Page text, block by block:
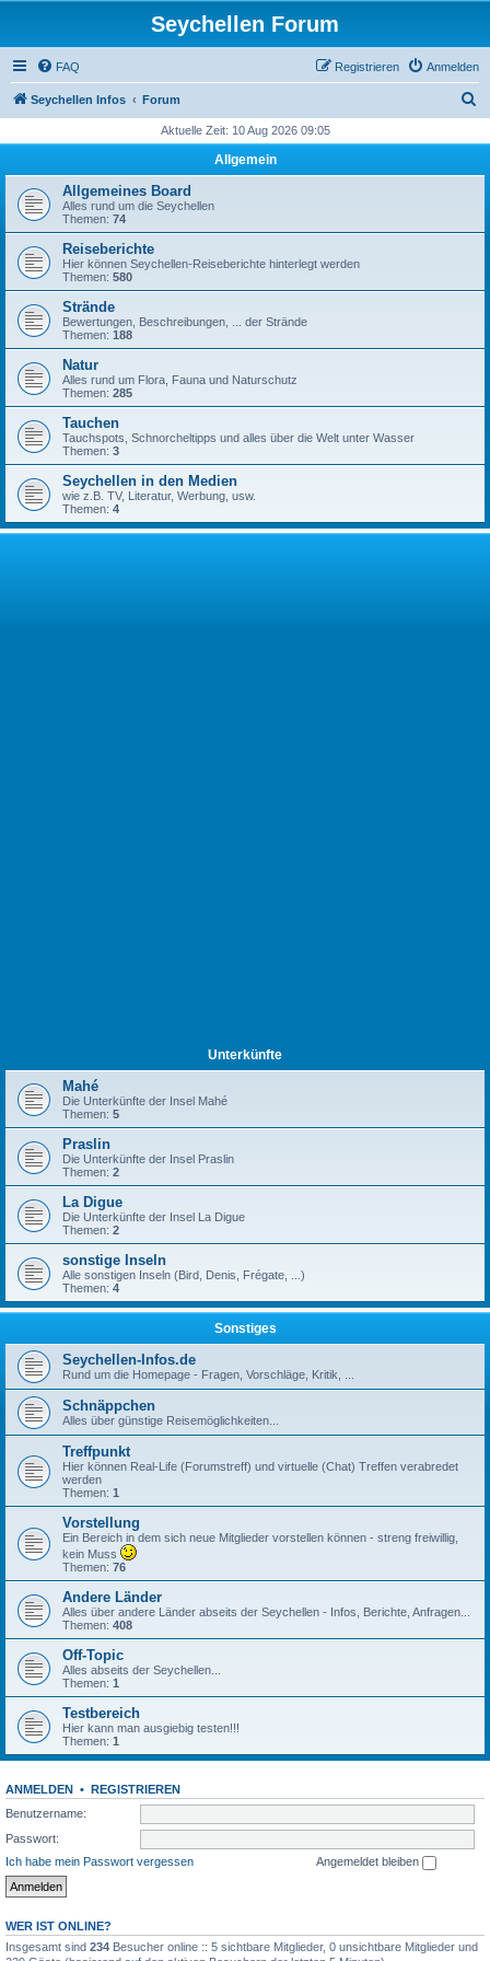
Seychellen Forum
FAQ Anmelden
Registrieren
Seychellen Infos Forum
h
Aktuelle Zeit: 10 Aug 2026 09:05
Allgemein
Allgemeines Board
Alles rund um die Seychellen
Themen: 74
Reiseberichte
Hier können Seychellen-Reiseberichte hinterlegt werden
Themen: 580
Strände
Bewertungen, Beschreibungen, ... der Strände
Themen: 188
Natur
Alles rund um Flora, Fauna und Naturschutz
Themen: 285
Tauchen
Tauchspots, Schnorcheltipps und alles über die Welt unter Wasser
Themen: 3
Seychellen in den Medien
wie z.B. TV, Literatur, Werbung, usw.
Themen: 4
Unterkünfte
Mahé
Die Unterkünfte der Insel Mahé
Themen: 5
Praslin
Die Unterkünfte der Insel Praslin
Themen: 2
La Digue
Die Unterkünfte der Insel La Digue
Themen: 2
sonstige Inseln
Alle sonstigen Inseln (Bird, Denis, Frégate, ...)
Themen: 4
Sonstiges
Seychellen-Infos.de
Rund um die Homepage - Fragen, Vorschläge, Kritik, ...
Schnäppchen
Alles über günstige Reisemöglichkeiten...
Treffpunkt
Hier können Real-Life (Forumstreff) und virtuelle (Chat) Treffen verabredet
werden
Themen: 1
Vorstellung
Ein Bereich in dem sich neue Mitglieder vorstellen können - streng freiwillig,
kein Muss
Themen: 76
Andere Länder
Alles über andere Länder abseits der Seychellen - Infos, Berichte, Anfragen...
Themen: 408
Off-Topic
Alles abseits der Seychellen...
Themen: 1
Testbereich
Hier kann man ausgiebig testen!!!
Themen: 1
ANMELDEN • REGISTRIEREN
Benutzername:
Passwort:
Ich habe mein Passwort vergessen
Angemeldet bleiben
WER IST ONLINE?
Insgesamt sind 234 Besucher online :: 5 sichtbare Mitglieder, 0 unsichtbare Mitglieder und